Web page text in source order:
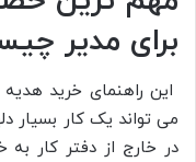
برای مدیر
این راهنمای خرید
می تواند یک کار بسیار
در خارج از دفتر کار به